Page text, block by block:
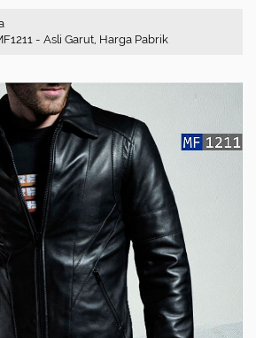
- Asli Garut, Harga Pabrik